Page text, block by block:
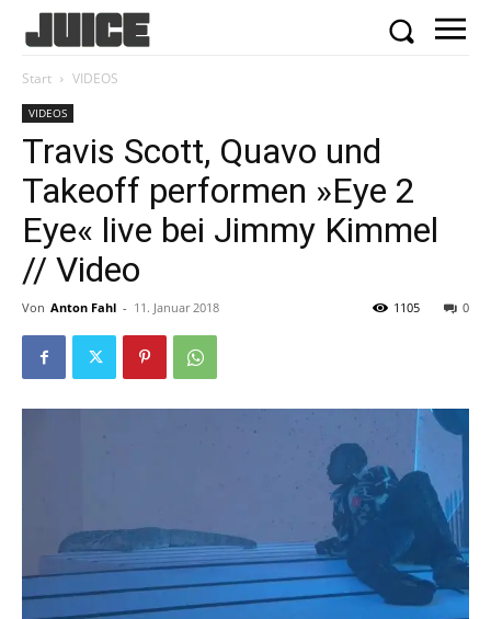
Start VIDEOS
VIDEOS
Travis Scott, Quavo und
Takeoff performen »Eye 2
Eye« live bei Jimmy Kimmel
// Video
Von Anton Fahl - 11. Januar 2018 0
1105